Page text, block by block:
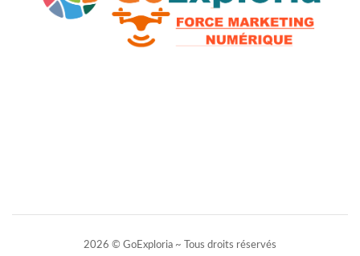
2026 © GoExploria ~ Tous droits réservés